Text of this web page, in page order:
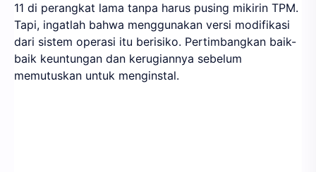
11 di perangkat lama tanpa harus pusing mikirin TPM.
Tapi, ingatlah bahwa menggunakan versi modifikasi
dari sistem operasi itu berisiko. Pertimbangkan baik-
baik keuntungan dan kerugiannya sebelum
memutuskan untuk menginstal.